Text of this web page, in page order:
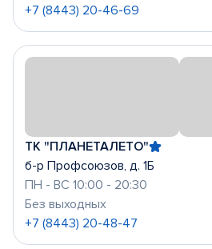
+7 (8443) 20-46-69
ТК "ПЛАНЕТАЛЕТО"
б-р Профсоюзов, д. 1Б
ПН - ВС 10:00 - 20:30
Без выходных
+7 (8443) 20-48-47